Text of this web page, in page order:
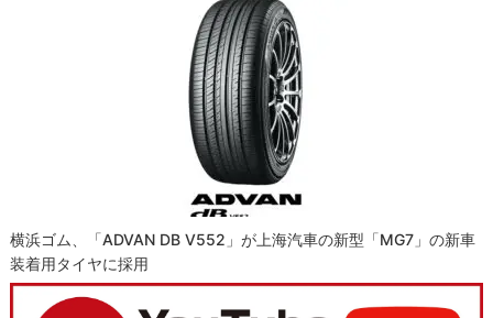
横浜ゴム、「ADVAN DB V552」が上海汽車の新型「MG7」の新車
装着用タイヤに採用